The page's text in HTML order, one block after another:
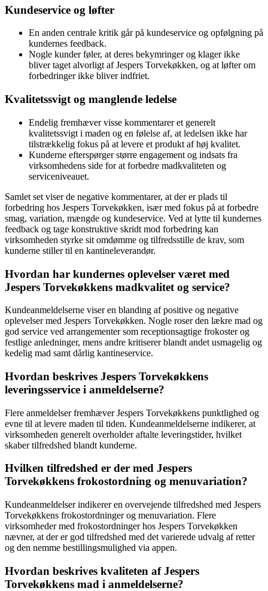
Kundeservice og løfter
En anden centrale kritik går på kundeservice og opfølgning på
kundernes feedback.
Nogle kunder føler, at deres bekymringer og klager ikke
bliver taget alvorligt af Jespers Torvekøkken, og at løfter om
forbedringer ikke bliver indfriet.
Kvalitetssvigt og manglende ledelse
Endelig fremhæver visse kommentarer et generelt
kvalitetssvigt i maden og en følelse af, at ledelsen ikke har
tilstrækkelig fokus på at levere et produkt af høj kvalitet.
Kunderne efterspørger større engagement og indsats fra
virksomhedens side for at forbedre madkvaliteten og
serviceniveauet.
Samlet set viser de negative kommentarer, at der er plads til
forbedring hos Jespers Torvekøkken, især med fokus på at forbedre
smag, variation, mængde og kundeservice. Ved at lytte til kundernes
feedback og tage konstruktive skridt mod forbedring kan
virksomheden styrke sit omdømme og tilfredsstille de krav, som
kunderne stiller til en kantineleverandør.
Hvordan har kundernes oplevelser været med
Jespers Torvekøkkens madkvalitet og service?
Kundeanmeldelserne viser en blanding af positive og negative
oplevelser med Jespers Torvekøkken. Nogle roser den lækre mad og
god service ved arrangementer som receptionsagtige frokoster og
festlige anledninger, mens andre kritiserer blandt andet usmagelig og
kedelig mad samt dårlig kantineservice.
Hvordan beskrives Jespers Torvekøkkens
leveringsservice i anmeldelserne?
Flere anmeldelser fremhæver Jespers Torvekøkkens punktlighed og
evne til at levere maden til tiden. Kundeanmeldelserne indikerer, at
virksomheden generelt overholder aftalte leveringstider, hvilket
skaber tilfredshed blandt kunderne.
Hvilken tilfredshed er der med Jespers
Torvekøkkens frokostordning og menuvariation?
Kundeanmeldelser indikerer en overvejende tilfredshed med Jespers
Torvekøkkens frokostordninger og menuvariation. Flere
virksomheder med frokostordninger hos Jespers Torvekøkken
nævner, at der er god tilfredshed med det varierede udvalg af retter
og den nemme bestillingsmulighed via appen.
Hvordan beskrives kvaliteten af Jespers
Torvekøkkens mad i anmeldelserne?